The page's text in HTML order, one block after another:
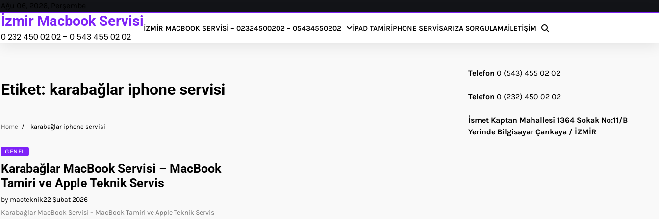
Skip
to
content
Ağu 06, 2026, Perşembe
İzmir Macbook Servisi
0 232 450 02 02 – 0 543 455 02 02
İZMIR MACBOOK SERVISI – 02324500202 – 05434550202 IPAD TAMIRIPHONE SERVISARIZA SORGULAMAİLETİŞİM
Etiket: karabağlar iphone servisi
Home karabağlar iphone servisi
GENEL
Karabağlar MacBook Servisi – MacBook
Tamiri ve Apple Teknik Servis
by macteknik22 Şubat 2026
Karabağlar MacBook Servisi – MacBook Tamiri ve Apple Teknik Servis
Telefon 0 (543) 455 02 02
Telefon 0 (232) 450 02 02
İsmet Kaptan Mahallesi 1364 Sokak No:11/B
Yerinde Bilgisayar Çankaya / İZMİR